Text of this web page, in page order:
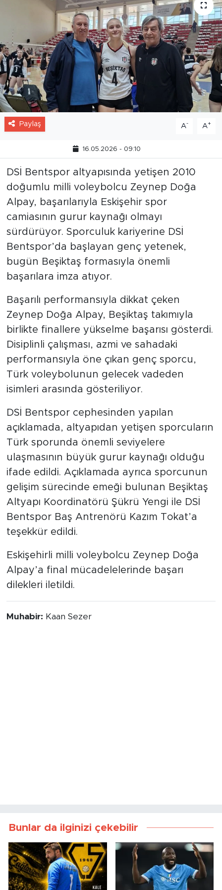
Paylaş A- A+
16.05.2026 - 09:10
DSİ Bentspor altyapısında yetişen 2010
doğumlu milli voleybolcu Zeynep Doğa
Alpay, başarılarıyla Eskişehir spor
camiasının gurur kaynağı olmayı
sürdürüyor. Sporculuk kariyerine DSİ
Bentspor’da başlayan genç yetenek,
bugün Beşiktaş formasıyla önemli
başarılara imza atıyor.
Başarılı performansıyla dikkat çeken
Zeynep Doğa Alpay, Beşiktaş takımıyla
birlikte finallere yükselme başarısı gösterdi.
Disiplinli çalışması, azmi ve sahadaki
performansıyla öne çıkan genç sporcu,
Türk voleybolunun gelecek vadeden
isimleri arasında gösteriliyor.
DSİ Bentspor cephesinden yapılan
açıklamada, altyapıdan yetişen sporcuların
Türk sporunda önemli seviyelere
ulaşmasının büyük gurur kaynağı olduğu
ifade edildi. Açıklamada ayrıca sporcunun
gelişim sürecinde emeği bulunan Beşiktaş
Altyapı Koordinatörü Şükrü Yengi ile DSİ
Bentspor Baş Antrenörü Kazım Tokat’a
teşekkür edildi.
Eskişehirli milli voleybolcu Zeynep Doğa
Alpay’a final mücadelelerinde başarı
dilekleri iletildi.
Muhabir: Kaan Sezer
Bunlar da ilginizi çekebilir